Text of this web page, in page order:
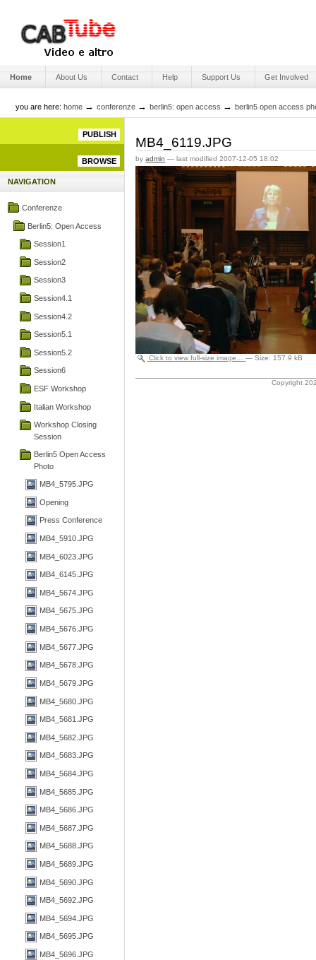
content.
navigation
Engage Media
Home
About Us Contact Help Support Us Get Involved
you are here: home →conferenze →berlin5: open access →berlin5 open access
PUBLISH
BROWSE
NAVIGATION
Conferenze
Berlin5: Open Access
Session1
Session2
Session3
Session4.1
Session4.2
Session5.1
Session5.2
Session6
ESF Workshop
Italian Workshop
Workshop Closing
Session
Berlin5 Open Access
Photo
MB4_5795.JPG
Opening
Press Conference
MB4_5910.JPG
MB4_6023.JPG
MB4_6145.JPG
MB4_5674.JPG
MB4_5675.JPG
MB4_5676.JPG
MB4_5677.JPG
MB4_5678.JPG
MB4_5679.JPG
MB4_5680.JPG
MB4_5681.JPG
MB4_5682.JPG
MB4_5683.JPG
MB4_5684.JPG
MB4_5685.JPG
MB4_5686.JPG
MB4_5687.JPG
MB4_5688.JPG
MB4_5689.JPG
MB4_5690.JPG
MB4_5692.JPG
MB4_5694.JPG
MB4_5695.JPG
MB4_5696.JPG
MB4_6119.JPG
byadmin —last modified2007-12-05 18:02
Click to view full-size image… —Size:157.9 kB
Copyright